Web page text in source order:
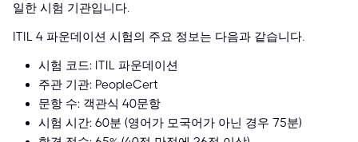
일한 시험 기관입니다.
ITIL 4 파운데이션 시험의 주요 정보는 다음과 같습니다.
시험 코드: ITIL 파운데이션
주관 기관: PeopleCert
문항 수: 객관식 40문항
시험 시간: 60분 (영어가 모국어가 아닌 경우 75분)